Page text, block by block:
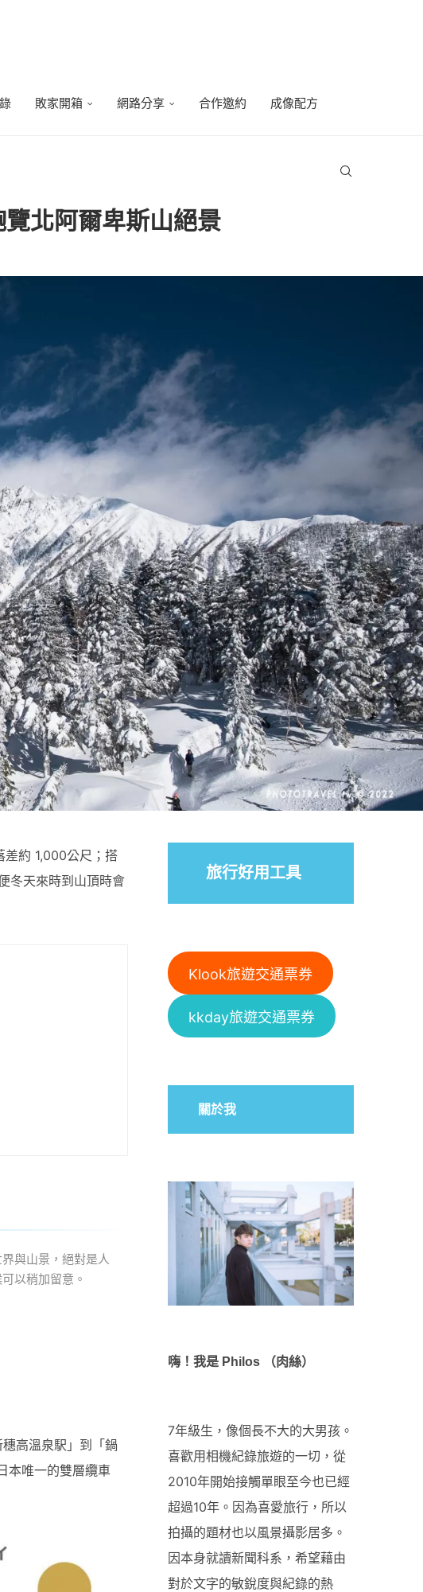
敗家開箱 網路分享 合作邀約 成像配方
北阿爾卑斯山絕景
差約 1,000公尺；搭
冬天來時到山頂時會
與山景，絕對是人
以稍加留意。
高溫泉駅」到「鍋
本唯一的雙層纜車
旅行好用工具
Klook旅遊交通票券
kkday旅遊交通票券
關於我
嗨！我是 Philos （肉絲）
7年級生，像個長不大的大男孩。
喜歡用相機紀錄旅遊的一切，從
2010年開始接觸單眼至今也已經
超過10年。因為喜愛旅行，所以
拍攝的題材也以風景攝影居多。
因本身就讀新聞科系，希望藉由
對於文字的敏銳度與紀錄的熱